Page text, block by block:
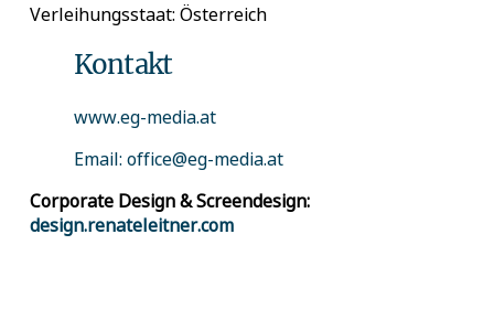
Verleihungsstaat: Österreich
Kontakt
www.eg-media.at
Email: office@eg-media.at
Corporate Design & Screendesign:
design.renateleitner.com